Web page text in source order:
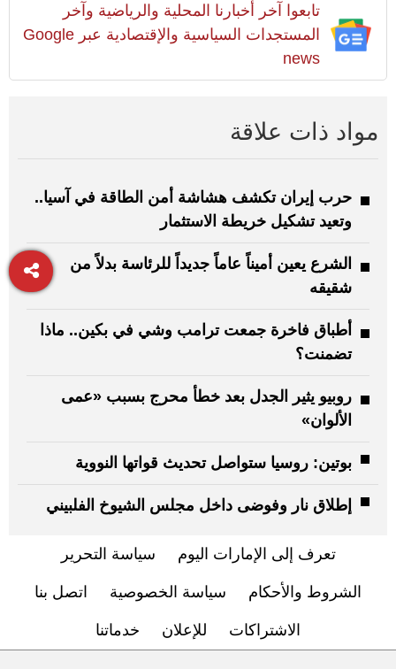
تابعوا آخر أخبارنا المحلية والرياضية وآخر
المستجدات السياسية والإقتصادية عبر Google
news
مواد ذات علاقة
حرب إيران تكشف هشاشة أمن الطاقة في آسيا..
وتعيد تشكيل خريطة الاستثمار
الشرع يعين أميناً عاماً جديداً للرئاسة بدلاً من
شقيقه
أطباق فاخرة جمعت ترامب وشي في بكين.. ماذا
تضمنت؟
روبيو يثير الجدل بعد خطأ محرج بسبب «عمى
الألوان»
بوتين: روسيا ستواصل تحديث قواتها النووية
إطلاق نار وفوضى داخل مجلس الشيوخ الفلبيني
تعرف إلى الإمارات اليوم سياسة التحرير
الشروط والأحكام سياسة الخصوصية اتصل بنا
الاشتراكات للإعلان خدماتنا